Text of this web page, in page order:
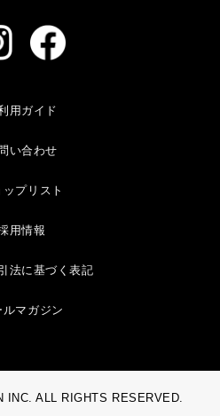
用ガイド
い合わせ
ップリスト
用情報
法に基づく表記
ルマガジン
INC. ALL RIGHTS RESERVED.